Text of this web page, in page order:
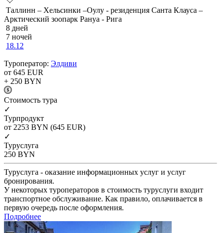
Таллинн – Хельсинки –Оулу - резиденция Санта Клауса –
Арктический зоопарк Рануа - Рига
8 дней
7 ночей
18.12
Туроператор: Элдиви
от 645 EUR
+ 250 BYN
Cтоимость тура
✓
Турпродукт
от 2253 BYN (645 EUR)
✓
Туруслуга
250 BYN
Туруслуга - оказание информационных услуг и услуг
бронирования.
У некоторых туроператоров в стоимость туруслуги входит
транспортное обслуживание. Как правило, оплачивается в
первую очередь после оформления.
Подробнее